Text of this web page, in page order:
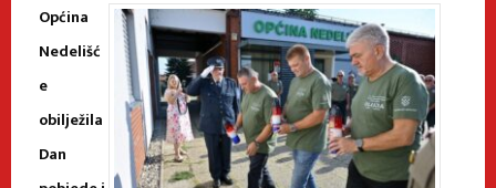
Općina
Nedelišć
e
obilježila
Dan